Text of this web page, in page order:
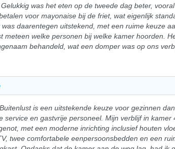
was het eten op de tweede dag beter,
voor mayonaise bij de friet, wat eigenlijk
was daarentegen uitstekend, met een ruime keuze
meteen welke personen bij welke kamer hoorden.
behandeld, wat een domper was op ons
is een uitstekende keuze voor gezinnen
service en gastvrije personeel. Mijn verblijf in kamer
met een moderne inrichting inclusief houten
twee comfortabele eenpersoonsbedden en een